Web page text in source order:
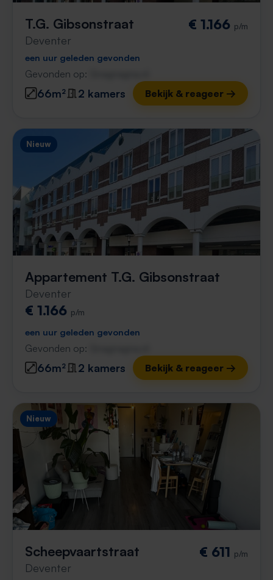
T.G. Gibsonstraat
Deventer
€ 1.166 p/m
een uur geleden gevonden
Gevonden op:
66m² 2 kamers Bekijk & reageer →
Nieuw
Appartement T.G. Gibsonstraat
Deventer
€ 1.166 p/m
een uur geleden gevonden
Gevonden op:
66m² 2 kamers Bekijk & reageer →
Nieuw
Scheepvaartstraat
Deventer
€ 611 p/m